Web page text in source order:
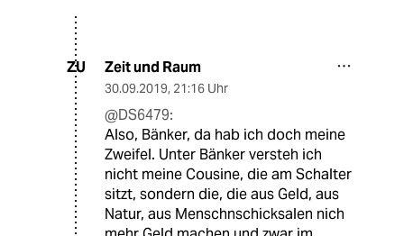
ZU Zeit und Raum
30.09.2019, 21:16 Uhr
@DS6479:
Also, Bänker, da hab ich doch meine
Zweifel. Unter Bänker versteh ich
nicht meine Cousine, die am Schalter
sitzt, sondern die, die aus Geld, aus
Natur, aus Menschnschicksalen nich